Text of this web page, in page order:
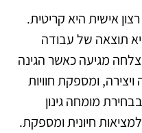
אישית היא קריטית.
תוצאה של עבודה
מגיעה כאשר הגינה
ומספקת חוויות
מומחה גינון
חיונית ומספקת.